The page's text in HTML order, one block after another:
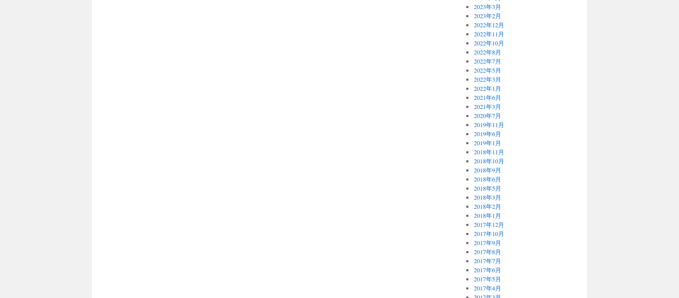
2023年3月
2023年2月
2022年12月
2022年11月
2022年10月
2022年8月
2022年7月
2022年5月
2022年3月
2022年1月
2021年6月
2021年3月
2020年7月
2019年11月
2019年6月
2019年1月
2018年11月
2018年10月
2018年9月
2018年6月
2018年5月
2018年3月
2018年2月
2018年1月
2017年12月
2017年10月
2017年9月
2017年8月
2017年7月
2017年6月
2017年5月
2017年4月